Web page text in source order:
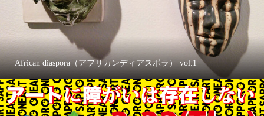
African diaspora（アフリカンディアスポラ） vol.1